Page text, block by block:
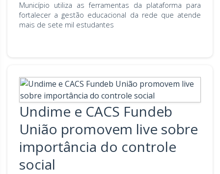
Município utiliza as ferramentas da plataforma para
fortalecer a gestão educacional da rede que atende
mais de sete mil estudantes
Undime e CACS Fundeb
União promovem live sobre
importância do controle
social